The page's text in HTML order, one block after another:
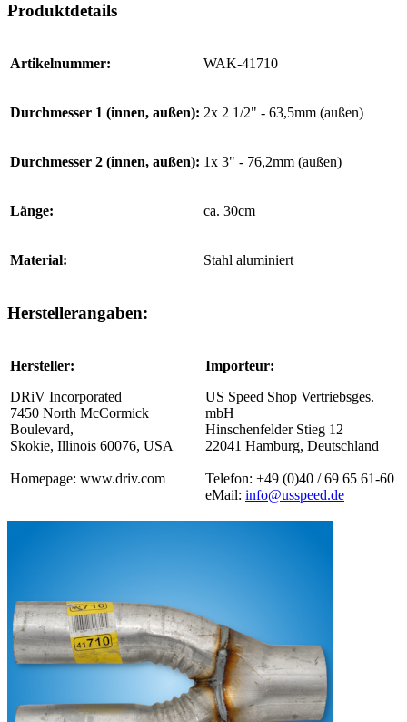
Produktdetails
Artikelnummer: WAK-41710
Durchmesser 1 (innen, außen): 2x 2 1/2" - 63,5mm (außen)
Durchmesser 2 (innen, außen): 1x 3" - 76,2mm (außen)
Länge: ca. 30cm
Material: Stahl aluminiert
Herstellerangaben:
Hersteller:
DRiV Incorporated
7450 North McCormick
Boulevard,
Skokie, Illinois 60076, USA
Homepage: www.driv.com
Importeur:
US Speed Shop Vertriebsges.
mbH
Hinschenfelder Stieg 12
22041 Hamburg, Deutschland
Telefon: +49 (0)40 / 69 65 61-60
eMail: info@usspeed.de